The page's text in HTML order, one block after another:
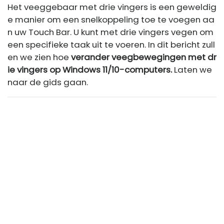
Het veeggebaar met drie vingers is een geweldig
e manier om een ​​snelkoppeling toe te voegen aa
n uw Touch Bar. U kunt met drie vingers vegen om
een ​​specifieke taak uit te voeren. In dit bericht zull
en we zien hoe verander veegbewegingen met dr
ie vingers op Windows 11/10-computers.Laten we
naar de gids gaan.